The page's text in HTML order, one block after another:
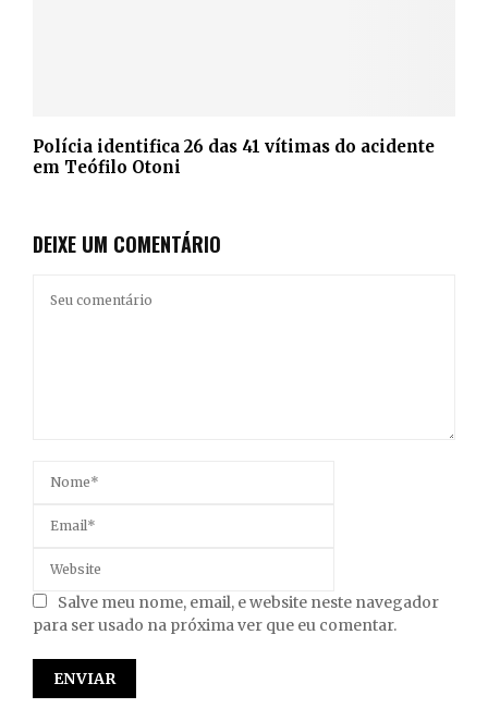
Polícia identifica 26 das 41 vítimas do acidente
em Teófilo Otoni
DEIXE UM COMENTÁRIO
Salve meu nome, email, e website neste navegador
para ser usado na próxima ver que eu comentar.